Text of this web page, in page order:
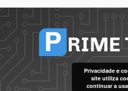
Privacidade e
site utiliza
continuar a